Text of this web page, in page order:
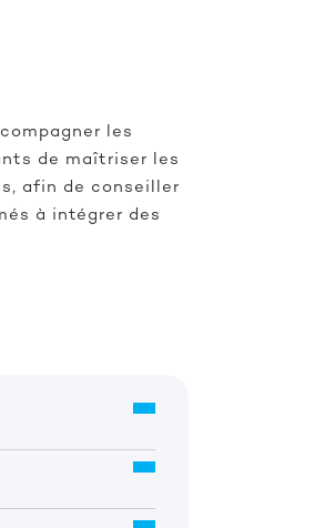
les
de maîtriser les
afin de conseiller
à intégrer des